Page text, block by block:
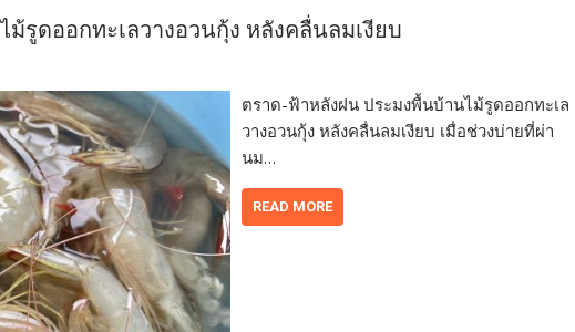
รูดออกทะเลวางอวนกุ้ง หลังคลื่นลมเงียบ
ตราด-ฟ้าหลังฝน ประมงพื้นบ้านไม้รูดออกทะเล
วางอวนกุ้ง หลังคลื่นลมเงียบ เมื่อช่วงบ่ายที่ผ่า
นม…
READ MORE